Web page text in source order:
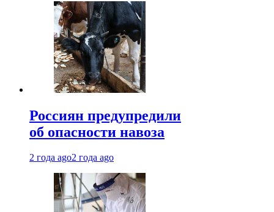
Россиян предупредили
об опасности навоза
2 года ago2 года ago